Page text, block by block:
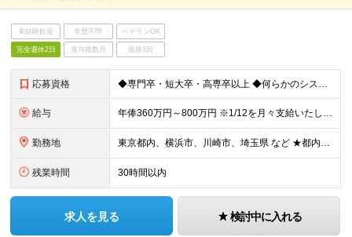
未経験歓迎 学歴不問 ベテランOK
完全週休2日 賞与複数月 面接1回
応募資格 ◆専門卒・短大卒・高専卒以上 ◆何らかのシステム開発プロジェクトに従事した事がある方（言語経験・実務年数は不問です） ※現在離職中の方、多少ブランクのある方も歓迎します！ *** こんな方をお待ち
給与 年俸360万円～800万円 ※1/12を月々支給いたします ★会社の利益は【業績賞与】という形で社員に還元しています ※試用期間3ヶ月間あり（給与・待遇面での差異はありません） ※前給・経験・能力
勤務地 東京都内、横浜市、川崎市、埼玉県 など ★都内近郊のクライアント先での勤務となります ★勤務地に関する希望は最大限考慮いたします ≪本社≫ 東京都千代田区平河町2-4-13-602 【転勤・出張の
残業時間 30時間以内
求人を見る 検討中に入れる